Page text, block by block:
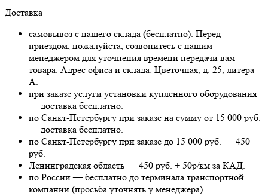
Доставка
самовывоз с нашего склада (бесплатно). Перед
приездом, пожалуйста, созвонитесь с нашим
менеджером для уточнения времени передачи вам
товара. Адрес офиса и склада: Цветочная, д. 25, литера
А.
при заказе услуги установки купленного оборудования
— доставка бесплатно.
по Санкт-Петербургу при заказе на сумму от 15 000 руб.
— доставка бесплатно.
по Санкт-Петербургу при заказе до 15 000 руб. — 450
руб.
Ленинградская область — 450 руб. + 50р/км за КАД.
по России — бесплатно до терминала транспортной
компании (просьба уточнять у менеджера).